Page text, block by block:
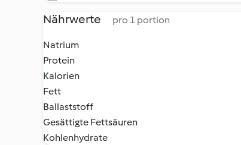
Nährwerte pro 1 portion
Natrium
Protein
Kalorien
Fett
Ballaststoff
Gesättigte Fettsäuren
Kohlenhydrate